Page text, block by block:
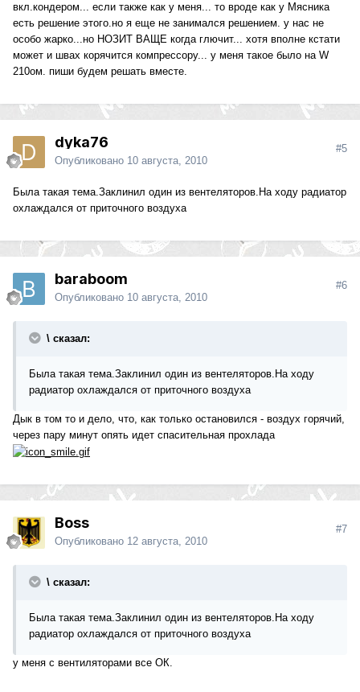
вкл.кондером... если также как у меня... то вроде как у Мясника
есть решение этого.но я еще не занимался решением. у нас не
особо жарко...но НОЗИТ ВАЩЕ когда глючит... хотя вполне кстати
может и швах корячится компрессору... у меня такое было на W
210ом. пиши будем решать вместе.
dyka76
Опубликовано 10 августа, 2010
#5
Была такая тема.Заклинил один из вентеляторов.На ходу радиатор
охлаждался от приточного воздуха
baraboom
Опубликовано 10 августа, 2010
#6
\ сказал:
Была такая тема.Заклинил один из вентеляторов.На ходу
радиатор охлаждался от приточного воздуха
Дык в том то и дело, что, как только остановился - воздух горячий,
через пару минут опять идет спасительная прохлада
Boss
Опубликовано 12 августа, 2010
#7
\ сказал:
Была такая тема.Заклинил один из вентеляторов.На ходу
радиатор охлаждался от приточного воздуха
у меня с вентиляторами все ОК.